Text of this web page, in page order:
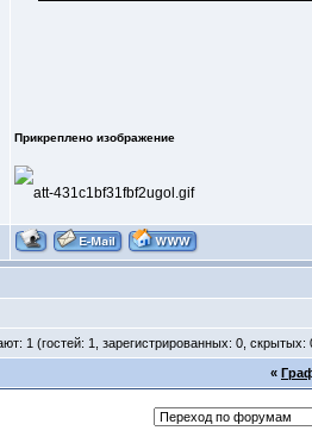
Прикреплено изображение
1 (гостей: 1, зарегистрированных: 0, скрытых:
«